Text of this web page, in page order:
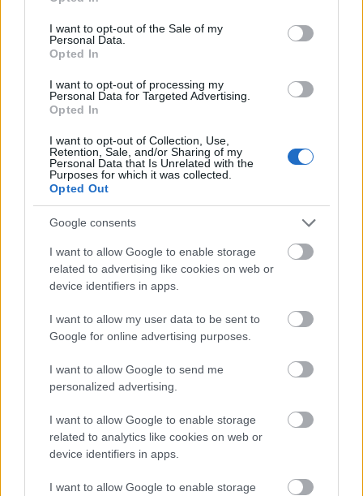
use your data for below specified purposes in below Google
consent section.
I want to opt-out of the Sale of my
Personal Data.
Opted In
I want to opt-out of processing my
Personal Data for Targeted Advertising.
Opted In
I want to opt-out of Collection, Use,
Retention, Sale, and/or Sharing of my
Personal Data that Is Unrelated with the
Purposes for which it was collected.
Opted Out
Google consents
I want to allow Google to enable storage
related to advertising like cookies on web or
device identifiers in apps.
I want to allow my user data to be sent to
Google for online advertising purposes.
I want to allow Google to send me
personalized advertising.
I want to allow Google to enable storage
related to analytics like cookies on web or
device identifiers in apps.
I want to allow Google to enable storage
Γιατί δεν πρέπει να βάζεις ΠΟΤΕ μαχαίρι σε
καρπούζι αν δεν κάνεις πρώτα αυτή την κίνηση
Το Matrix επιστρέφει: Πότε βγαίνει η 5η ταινία και η
ταινία έκπληξη της Warner με τον Jim Carrey